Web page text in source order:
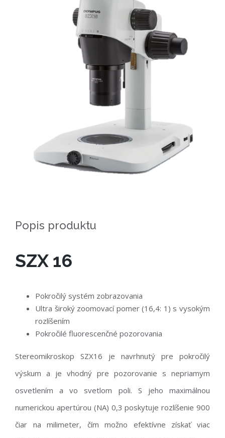
Popis produktu
SZX 16
Pokročilý systém zobrazovania
Ultra široký zoomovací pomer (16,4: 1) s vysokým
rozlíšením
Pokročilé fluorescenčné pozorovania
Stereomikroskop SZX16 je navrhnutý pre pokročilý
výskum a je vhodný pre pozorovanie s nepriamym
osvetlením a vo svetlom poli. S jeho maximálnou
numerickou apertúrou (NA) 0,3 poskytuje rozlíšenie 900
čiar na milimeter, čím možno efektívne získať viac